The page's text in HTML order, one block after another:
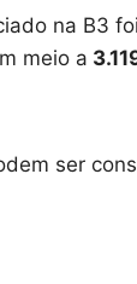
na B3
meio a
ser